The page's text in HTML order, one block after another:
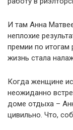
И там Анна
неплохие
премии по итогам
жизнь стала
Когда женщине
неожиданно
доме отдыха –
цивильно. Что,